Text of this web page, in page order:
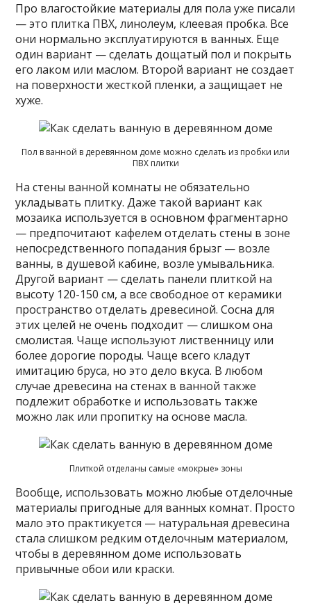
Про влагостойкие материалы для пола уже писали
— это плитка ПВХ, линолеум, клеевая пробка. Все
они нормально эксплуатируются в ванных. Еще
один вариант — сделать дощатый пол и покрыть
его лаком или маслом. Второй вариант не создает
на поверхности жесткой пленки, а защищает не
хуже.
Пол в ванной в деревянном доме можно сделать из пробки или
ПВХ плитки
На стены ванной комнаты не обязательно
укладывать плитку. Даже такой вариант как
мозаика используется в основном фрагментарно
— предпочитают кафелем отделать стены в зоне
непосредственного попадания брызг — возле
ванны, в душевой кабине, возле умывальника.
Другой вариант — сделать панели плиткой на
высоту 120-150 см, а все свободное от керамики
пространство отделать древесиной. Сосна для
этих целей не очень подходит — слишком она
смолистая. Чаще используют лиственницу или
более дорогие породы. Чаще всего кладут
имитацию бруса, но это дело вкуса. В любом
случае древесина на стенах в ванной также
подлежит обработке и использовать также
можно лак или пропитку на основе масла.
Плиткой отделаны самые «мокрые» зоны
Вообще, использовать можно любые отделочные
материалы пригодные для ванных комнат. Просто
мало это практикуется — натуральная древесина
стала слишком редким отделочным материалом,
чтобы в деревянном доме использовать
привычные обои или краски.